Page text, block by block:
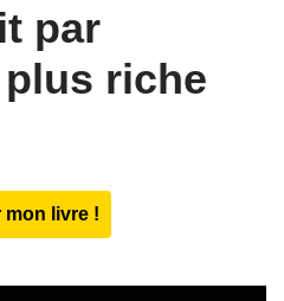
par
plus riche
livre !